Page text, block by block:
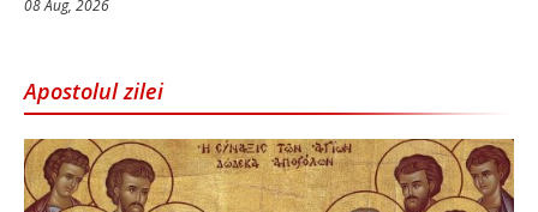
08 Aug, 2026
Apostolul zilei